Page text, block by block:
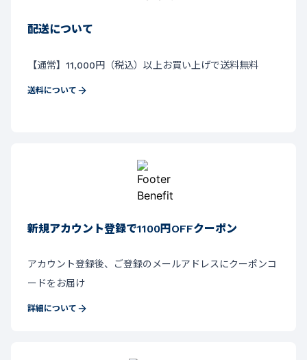
配送について
【通常】11,000円（税込）以上お買い上げで送料無料
送料について
新規アカウント登録で1100円OFFクーポン
アカウント登録後、ご登録のメールアドレスにクーポンコ
ードをお届け
詳細について